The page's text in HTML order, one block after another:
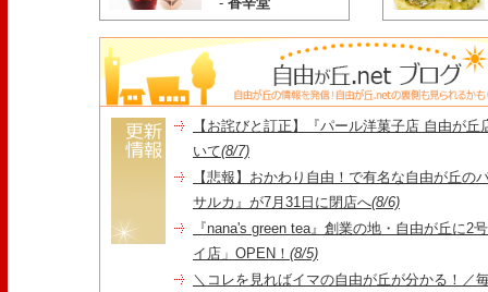
【お詫びと訂正】『パール洋菓子店 自由が
いて(8/7)
【悲報】おかわり自由！で有名な自由が丘の
サルカ』が7月31日に閉店へ(8/6)
『nana's green tea』創業の地・自由が丘に2
イ店」OPEN！ (8/5)
＼コレを見ればイマの自由が丘が分かる！／